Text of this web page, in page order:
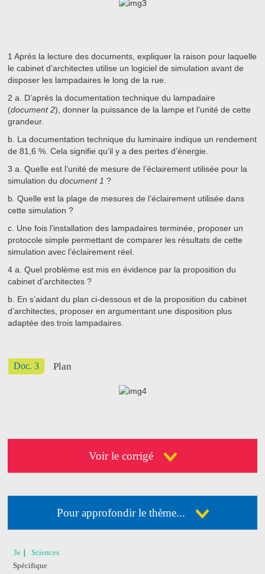
1 Après la lecture des documents, expliquer la raison pour laquelle
le cabinet d’architectes utilise un logiciel de simulation avant de
disposer les lampadaires le long de la rue.
2 a.
D’après la documentation technique du lampadaire
(document 2), donner la puissance de la lampe et l’unité de cette
grandeur.
b. La documentation technique du luminaire indique un rendement
de 81,6 %. Cela signifie qu’il y a des pertes d’énergie.
3 a. Quelle est l’unité de mesure de l’éclairement utilisée pour la
simulation dudocument 1 ?
b. Quelle est la plage de mesures de l’éclairement utilisée dans
cette simulation ?
c. Une fois l’installation des lampadaires terminée, proposer un
protocole simple permettant de comparer les résultats de cette
simulation avec l’éclairement réel.
4 a. Quel problème est mis en évidence par la proposition du
cabinet d’architectes ?
b. En s’aidant du plan ci-dessous et de la proposition du cabinet
d’architectes, proposer en argumentant une disposition plus
adaptée des trois lampadaires.
Doc. 3 Plan
Voir le corrigé
Déja abonné ?
Pour approfondir le thème...
3e
Sciences
Spécifique